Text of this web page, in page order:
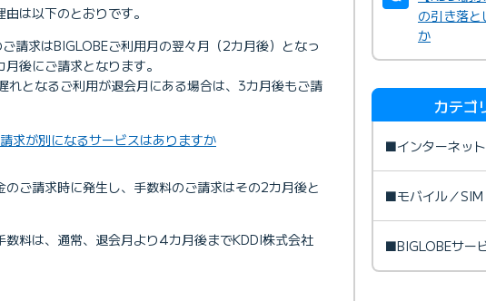
は以下のとおりです。
請求はBIGLOBEご利用月の翌々月（2カ月後）となっ
後にご請求となります。
れとなるご利用が退会月にある場合は、3カ月後もご請
求が別になるサービスはありますか
ご請求時に発生し、手数料のご請求はその2カ月後と
料は、通常、退会月より4カ月後までKDDI株式会社
の引き落と
か
カテゴ
■インターネッ
■モバイル／SIM
■BIGLOBEサー